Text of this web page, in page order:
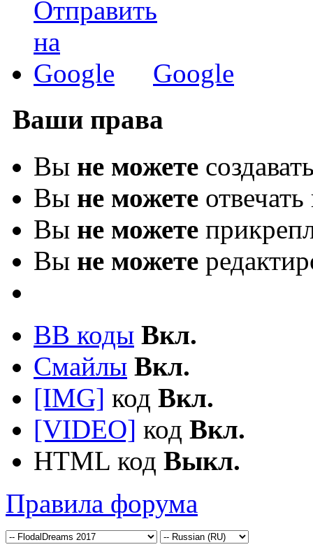
Google
Ваши права
Вы не можете
Вы не можете
Вы не можете
Вы не можете
BB коды Вкл.
Смайлы Вкл.
[IMG] код Вкл.
[VIDEO] код Вкл.
HTML код Выкл.
Правила форума